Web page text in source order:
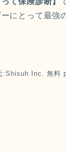
にとって最強
:Shisuh Inc. 無料